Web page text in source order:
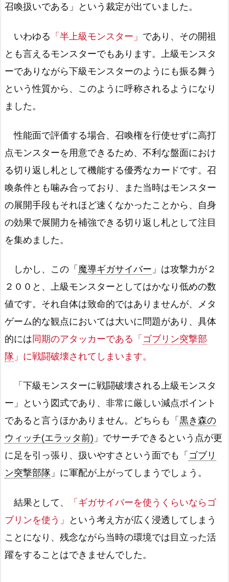
召喚扱いである」という裁定が出ていました。
いわゆる 「半上級モンスター」 であり、その開祖
とも言えるモンスターでもあります。上級モンスタ
ーでありながら下級モンスターのようにも振る舞う
という性質から、このように呼称されるようになり
ました。
性能面で評価する場合、召喚権を行使せずに高打
点モンスターを用意できるため、不利な盤面におけ
る切り返し札として機能する優秀なカードです。召
喚条件とも噛み合っており、また当時はモンスター
の展開手段もそれほど速くなかったことから、自身
の効果で展開力を補強できる切り返し札として注目
を集めました。
しかし、この「 魔導ギガサイバー 」は攻撃力が２
２００と、上級モンスターとしてはかなり低めの数
値です。それ自体は致命的ではありませんが、メタ
ゲーム的な観点においては大いに問題があり、具体
的には 同期のアタッカーである「 ゴブリン突撃部
隊 」に戦闘破壊されてしまいます。
「下級モンスターに戦闘破壊される上級モンスタ
ー」という図式であり、非常に厳しい減点ポイント
であると言うほかありません。どちらも「 黒き森の
ウィッチ(エラッタ前) 」でサーチできるという点が更
に足を引っ張り、扱いやすさという面でも「 ゴブリ
ン突撃部隊 」に軍配が上がってしまうでしょう。
結果として、
「ギガサイバーを使うくらいならゴ
ブリンを使う」
という考え方が広く浸透してしまう
ことになり、残念ながら当時の環境では目立った活
躍をすることはできませんでした。